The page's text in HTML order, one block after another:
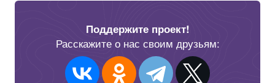
Поддержите проект!
Расскажите о нас своим друзьям: